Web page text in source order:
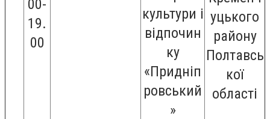
00-
19.
00
культури і
відпочин
ку
«Придніп
ровський
»
уцького
району
Полтавсь
кої
області